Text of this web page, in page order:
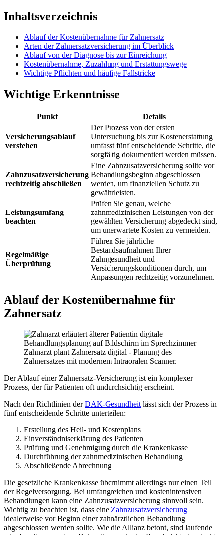
Inhaltsverzeichnis
Ablauf der Kostenübernahme für Zahnersatz
Arten der Zahnersatzversicherung im Überblick
Ablauf von der Diagnose bis zur Einreichung
Kostenübernahme, Zuzahlung und Erstattungswege
Wichtige Pflichten und häufige Fallstricke
Wichtige Erkenntnisse
Punkt Details
Versicherungsablauf
verstehen
Der Prozess von der ersten
Untersuchung bis zur Kostenerstattung
umfasst fünf entscheidende Schritte, die
sorgfältig dokumentiert werden müssen.
Zahnzusatzversicherung
rechtzeitig abschließen
Eine Zahnzusatzversicherung sollte vor
Behandlungsbeginn abgeschlossen
werden, um finanziellen Schutz zu
gewährleisten.
Leistungsumfang
beachten
Prüfen Sie genau, welche
zahnmedizinischen Leistungen von der
gewählten Versicherung abgedeckt sind,
um unerwartete Kosten zu vermeiden.
Regelmäßige
Überprüfung
Führen Sie jährliche
Bestandsaufnahmen Ihrer
Zahngesundheit und
Versicherungskonditionen durch, um
Anpassungen rechtzeitig vorzunehmen.
Ablauf der Kostenübernahme für
Zahnersatz
Zahnarzt plant Zahnersatz digital - Planung des
Zahnersatzes mit modernem Intraoralen Scanner.
Der Ablauf einer Zahnersatz-Versicherung ist ein komplexer
Prozess, der für Patienten oft undurchsichtig erscheint.
Nach den Richtlinien derDAK-Gesundheit lässt sich der Prozess in
fünf entscheidende Schritte unterteilen:
Erstellung des Heil- und Kostenplans
Einverständniserklärung des Patienten
Prüfung und Genehmigung durch die Krankenkasse
Durchführung der zahnmedizinischen Behandlung
Abschließende Abrechnung
Die gesetzliche Krankenkasse übernimmt allerdings nur einen Teil
der Regelversorgung. Bei umfangreichen und kostenintensiven
Behandlungen kann eine Zahnzusatzversicherung sinnvoll sein.
Wichtig zu beachten ist, dass eine Zahnzusatzversicherung
idealerweise vor Beginn einer zahnärztlichen Behandlung
abgeschlossen werden sollte. Wie die Allianz betont, sind laufende